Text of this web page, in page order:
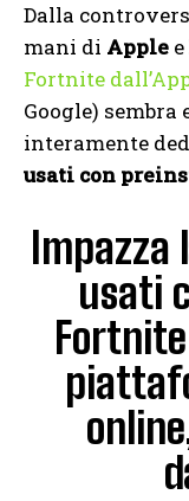
Dalla
mani di Apple e
Fortnite
Google) sembra
interamente
usati con
usati